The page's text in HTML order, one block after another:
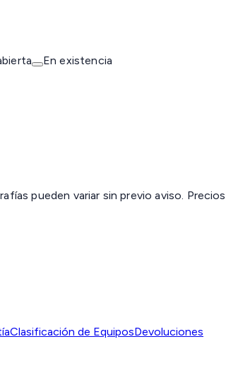
En existencia
pueden variar sin previo aviso.
Clasificación de EquiposDevoluciones